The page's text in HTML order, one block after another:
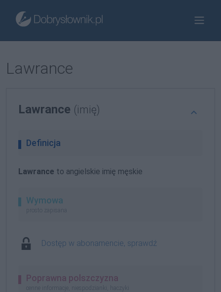
Lawrance
Lawrance (imię)
Definicja
Lawrance to angielskie imię męskie
Wymowa
prosto zapisana
Dostęp w abonamencie, sprawdź
Poprawna polszczyzna
cenne informacje, niespodzianki, haczyki